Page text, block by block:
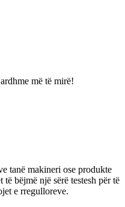
më të mirë!
tanë makineri ose produkte
bëjmë një sërë testesh për të
e rregulloreve.